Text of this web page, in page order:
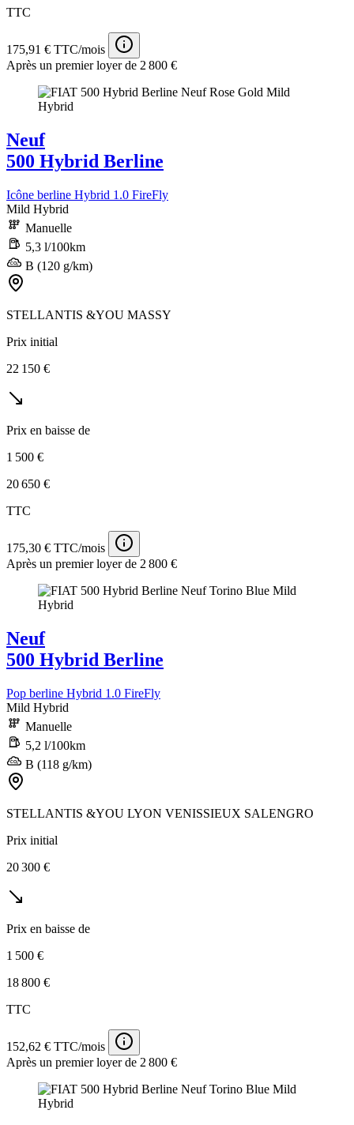
TTC
175,91 € TTC/mois
Après un premier loyer de 2 800 €
Neuf
500 Hybrid Berline
Icône berline Hybrid 1.0 FireFly
Mild Hybrid
Manuelle
5,3 l/100km
B (120 g/km)
STELLANTIS &YOU MASSY
Prix initial
22 150 €
Prix en baisse de
1 500 €
20 650 €
TTC
175,30 € TTC/mois
Après un premier loyer de 2 800 €
Neuf
500 Hybrid Berline
Pop berline Hybrid 1.0 FireFly
Mild Hybrid
Manuelle
5,2 l/100km
B (118 g/km)
STELLANTIS &YOU LYON VENISSIEUX SALENGRO
Prix initial
20 300 €
Prix en baisse de
1 500 €
18 800 €
TTC
152,62 € TTC/mois
Après un premier loyer de 2 800 €